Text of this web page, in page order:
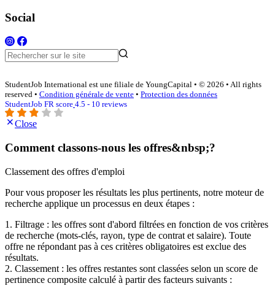
Social
StudentJob International est une filiale de YoungCapital • © 2026 • All rights
reserved • Condition générale de vente • Protection des données
StudentJob FR score 4.5 - 10 reviews
Close
Comment classons-nous les offres&nbsp;?
Classement des offres d'emploi
Pour vous proposer les résultats les plus pertinents, notre moteur de
recherche applique un processus en deux étapes :
1. Filtrage : les offres sont d'abord filtrées en fonction de vos critères
de recherche (mots-clés, rayon, type de contrat et salaire). Toute
offre ne répondant pas à ces critères obligatoires est exclue des
résultats.
2. Classement : les offres restantes sont classées selon un score de
pertinence composite calculé à partir des facteurs suivants :